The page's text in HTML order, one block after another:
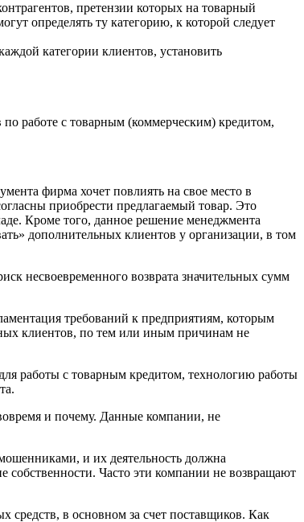
претензии которых на товарный
определять ту категорию, к которой следует
категории клиентов, установить
работе с товарным (коммерческим) кредитом,
фирма хочет повлиять на свое место в
приобрести предлагаемый товар. Это
Кроме того, данное решение менеджмента
дополнительных клиентов у организации, в том
несвоевременного возврата значительных сумм
требований к предприятиям, которым
клиентов, по тем или иным причинам не
работы с товарным кредитом, технологию работы
и почему. Данные компании, не
и их деятельность должна
собственности. Часто эти компании не возвращают
средств, в основном за счет поставщиков. Как